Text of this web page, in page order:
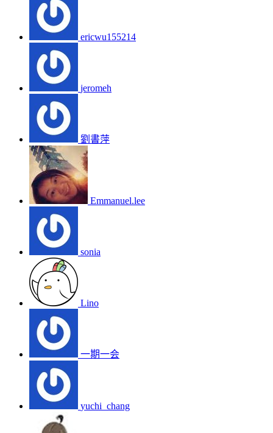
ericwu155214
jeromeh
劉書萍
Emmanuel.lee
sonia
Lino
一期一会
yuchi_chang